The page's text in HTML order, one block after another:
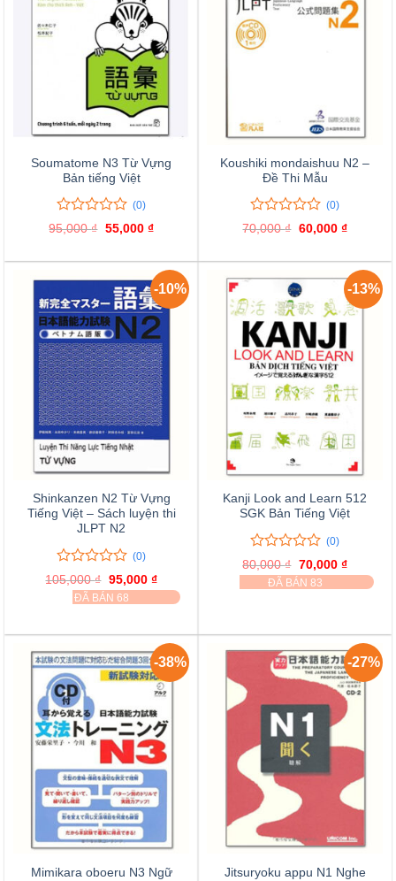
Soumatome N3 Từ Vựng
Bản tiếng Việt
0
trên
0
giá
(0)
95,000₫ Giá
95,000 ₫.
55,000 ₫Giá
là:
55,000 ₫.
Koushiki mondaishuu N2 –
Đề Thi Mẫu
0
trên
0
giá
(0)
70,000₫ Giá
70,000 ₫.
60,000 ₫Giá
là:
60,000
-10%
Shinkanzen N2 Từ Vựng
Tiếng Việt – Sách luyện thi
JLPT N2
0
trên
0
giá
(0)
105,000₫ Giá
gốc
là:
95,000 ₫Giá
hiện
tại
ĐÃ BÁN 68
-13%
Kanji Look and Learn 512
SGK Bản Tiếng Việt
0
trên
5
0
(0)
80,000₫ Giá
gốc
là:
70,000 ₫Giá
hiện
tại
ĐÃ BÁN 83
-38%
Mimikara oboeru N3 Ngữ
-27%
Jitsuryoku appu N1 Nghe